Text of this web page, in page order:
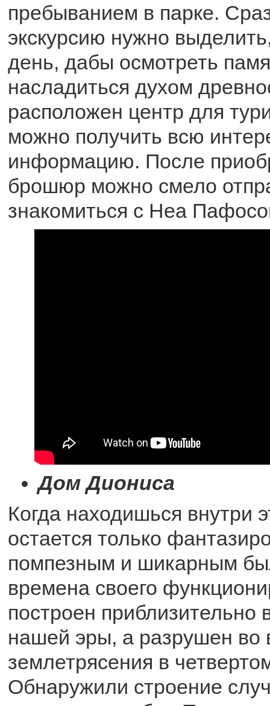
пребыванием в парке.
экскурсию нужно
день, дабы осмотреть
насладиться духом
расположен центр для
можно получить всю
информацию. После
брошюр можно смело
знакомиться с Неа
Дом Диониса
Когда находишься внутри
остается только
помпезным и шикарным
времена своего
построен приблизительно
нашей эры, а разрушен во
землетрясения в
Обнаружили строение